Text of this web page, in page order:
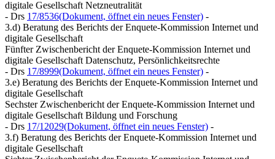
digitale Gesellschaft Netzneutralität
- Drs 17/8536(Dokument, öffnet ein neues Fenster) -
3.d) Beratung des Berichts der Enquete-Kommission Internet und
digitale Gesellschaft
Fünfter Zwischenbericht der Enquete-Kommission Internet und
digitale Gesellschaft Datenschutz, Persönlichkeitsrechte
- Drs 17/8999(Dokument, öffnet ein neues Fenster) -
3.e) Beratung des Berichts der Enquete-Kommission Internet und
digitale Gesellschaft
Sechster Zwischenbericht der Enquete-Kommission Internet und
digitale Gesellschaft Bildung und Forschung
- Drs 17/12029(Dokument, öffnet ein neues Fenster) -
3.f) Beratung des Berichts der Enquete-Kommission Internet und
digitale Gesellschaft